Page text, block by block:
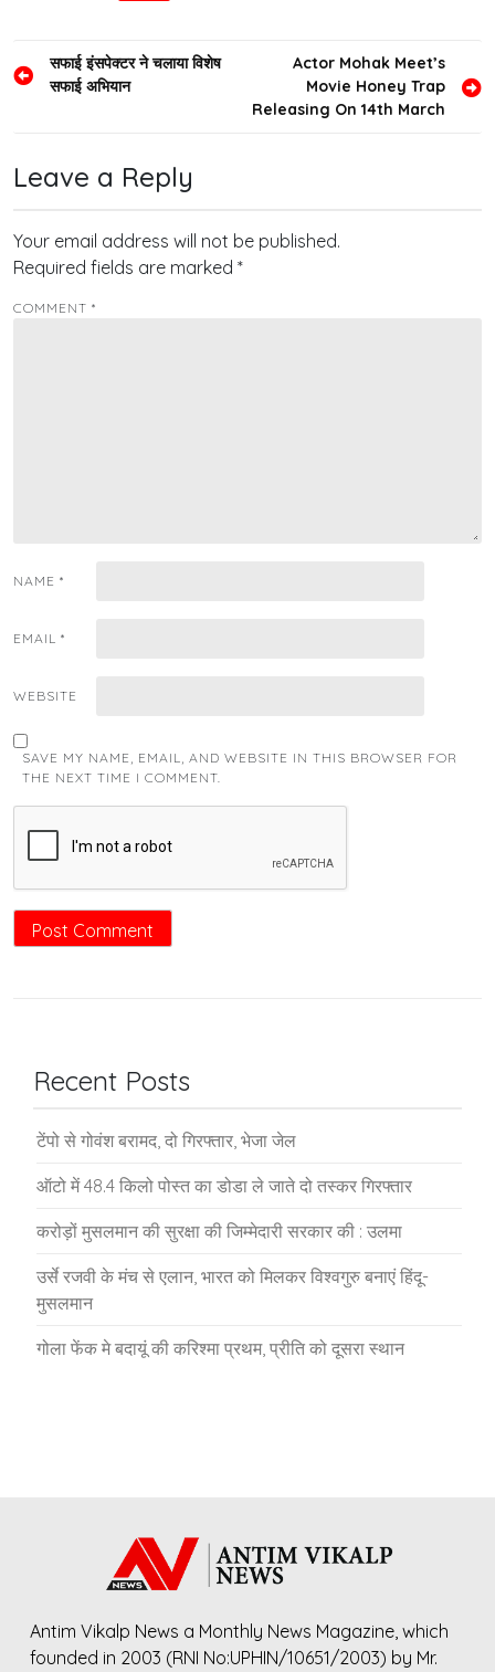
Post
navigation
सफाई इंसपेक्टर ने चलाया विशेष
सफाई अभियान
Actor Mohak Meet’s
Movie Honey Trap
Releasing On 14th March
Leave a Reply
Your email address will not be published.
Required fields are marked *
COMMENT *
NAME *
EMAIL *
WEBSITE
SAVE MY NAME, EMAIL, AND WEBSITE IN THIS BROWSER FOR
THE NEXT TIME I COMMENT.
Recent Posts
टेंपो से गोवंश बरामद, दो गिरफ्तार, भेजा जेल
ऑटो में 48.4 किलो पोस्त का डोडा ले जाते दो तस्कर गिरफ्तार
करोड़ों मुसलमान की सुरक्षा की जिम्मेदारी सरकार की : उलमा
उर्से रजवी के मंच से एलान, भारत को मिलकर विश्वगुरु बनाएं हिंदू-
मुसलमान
गोला फेंक मे बदायूं की करिश्मा प्रथम, प्रीति को दूसरा स्थान
Antim Vikalp News a Monthly News Magazine, which
founded in 2003 (RNI No:UPHIN/10651/2003) by Mr.